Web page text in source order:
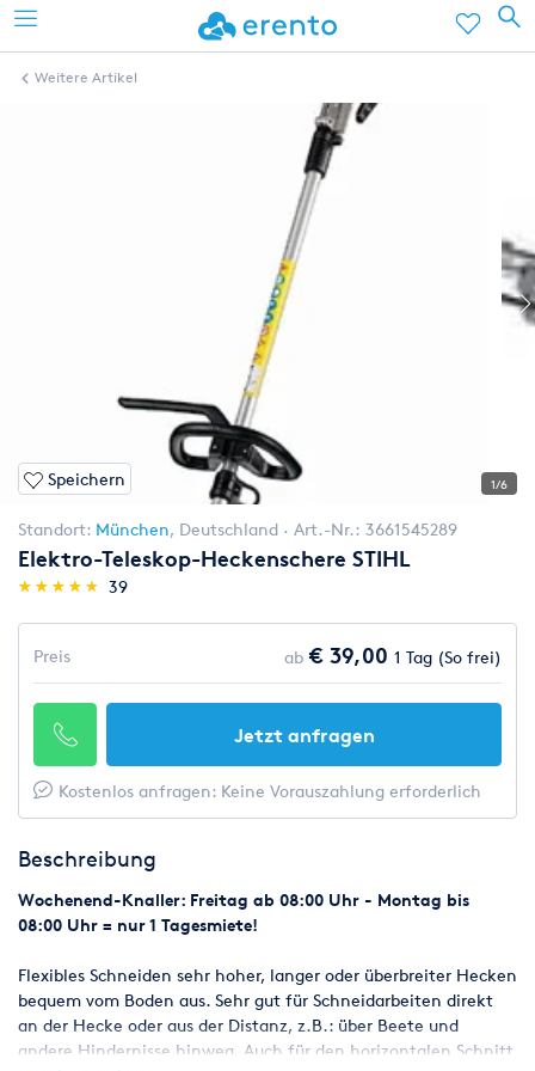
Weitere Artikel
Speichern 1/6
Standort: München, Deutschland Art.-Nr.: 3661545289
Elektro-Teleskop-Heckenschere STIHL
(*)
★
★
(*)★
★
(*) ★
★
(*) ★
★
(*) ★
★ 39
Preis ab € 39,00 1 Tag (So frei)
Jetzt anfragen
Kostenlos anfragen: Keine Vorauszahlung erforderlich
Beschreibung
Wochenend-Knaller: Freitag ab 08:00 Uhr - Montag bis
08:00 Uhr = nur 1 Tagesmiete!
Flexibles Schneiden sehr hoher, langer oder überbreiter Hecken
bequem vom Boden aus. Sehr gut für Schneidarbeiten direkt
an der Hecke oder aus der Distanz, z.B.: über Beete und
andere Hindernisse hinweg. Auch für den horizontalen Schnitt